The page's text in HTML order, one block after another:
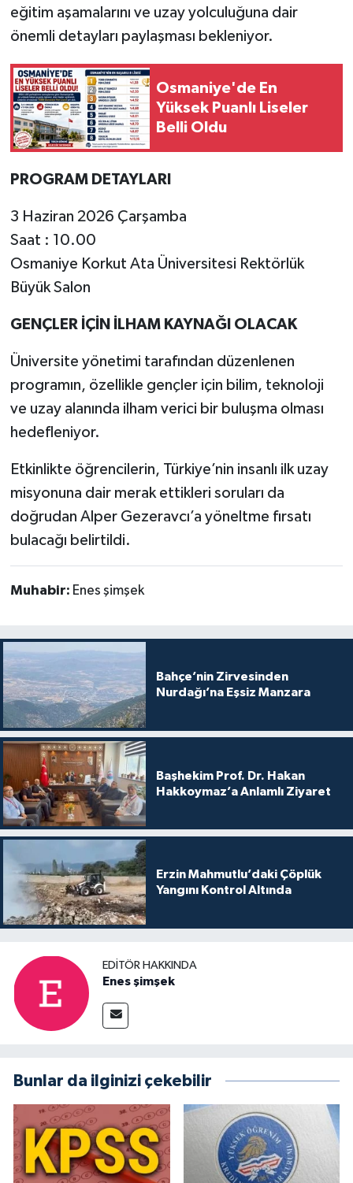
eğitim aşamalarını ve uzay yolculuğuna dair
önemli detayları paylaşması bekleniyor.
Osmaniye'de En
Yüksek Puanlı Liseler
Belli Oldu
PROGRAM DETAYLARI
3 Haziran 2026 Çarşamba
Saat : 10.00
Osmaniye Korkut Ata Üniversitesi Rektörlük
Büyük Salon
GENÇLER İÇİN İLHAM KAYNAĞI OLACAK
Üniversite yönetimi tarafından düzenlenen
programın, özellikle gençler için bilim, teknoloji
ve uzay alanında ilham verici bir buluşma olması
hedefleniyor.
Etkinlikte öğrencilerin, Türkiye’nin insanlı ilk uzay
misyonuna dair merak ettikleri soruları da
doğrudan Alper Gezeravcı’a yöneltme fırsatı
bulacağı belirtildi.
Muhabir: Enes şimşek
Bahçe’nin Zirvesinden
Nurdağı’na Eşsiz Manzara
Başhekim Prof. Dr. Hakan
Hakkoymaz’a Anlamlı Ziyaret
Erzin Mahmutlu’daki Çöplük
Yangını Kontrol Altında
EDITÖR HAKKINDA
Enes şimşek
Bunlar da ilginizi çekebilir